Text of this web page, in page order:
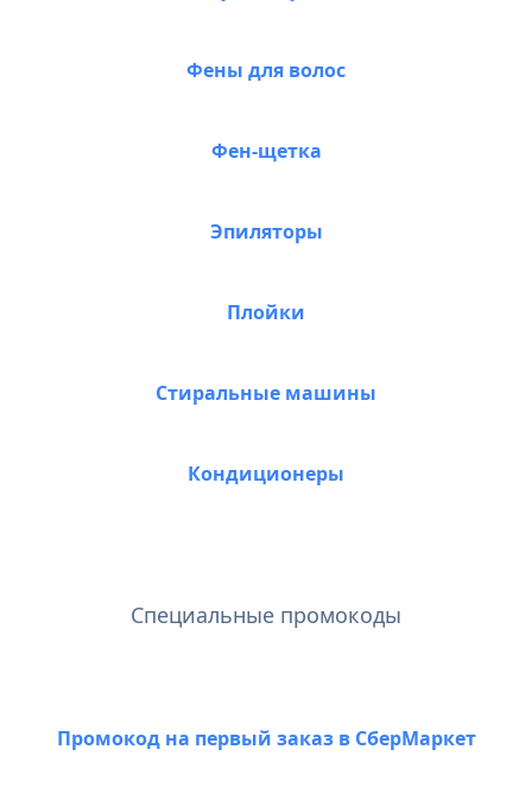
Фены для волос
Фен-щетка
Эпиляторы
Плойки
Стиральные машины
Кондиционеры
Специальные промокоды
Промокод на первый заказ в СберМаркет